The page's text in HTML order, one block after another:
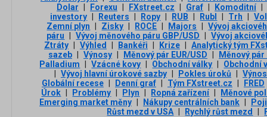
Dolar
Forexu FXstreet.cz Graf Komoditní
investory
Reuters Ropy RUB Rubl Trh
Zemní plyn
Zisky ROCE Majors
Vývoj
páru
Vývoj měnového páru GBP/USD
Vývoj
Ztráty
Výhled Bankéři Krize
Analytický tým
sazeb
Výnosy Měnový pár EUR/USD
Měnový pár
Palladium
Vzácné kovy Obchodní války
Obchodní
Vývoj hlavní úrokové sazby Pokles úroků
Globální recese
Denní graf Tým FXstreet.cz
FRED
Úrok
Problémy Plyn Ropná zařízení
Měnové
Emerging market měny
Nákupy centrálních bank
Růst mezd v USA
Rychlý růst mezd